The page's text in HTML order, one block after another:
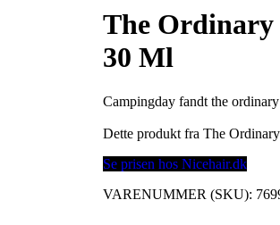
The
30 Ml
Campingday fandt the
Dette produkt fra The
Se prisen hos Nicehair.dk
VARENUMMER (SKU):